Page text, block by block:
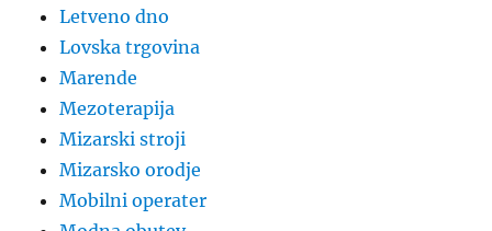
Letveno dno
Lovska trgovina
Marende
Mezoterapija
Mizarski stroji
Mizarsko orodje
Mobilni operater